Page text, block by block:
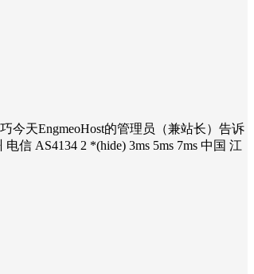
今天EngmeoHost的管理员（兼站长）告诉
信 AS4134 2 *(hide) 3ms 5ms 7ms 中国 江